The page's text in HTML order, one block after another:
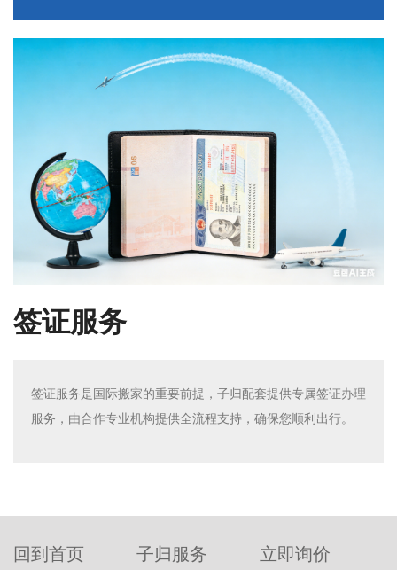
签证服务
签证服务是国际搬家的重要前提，子归配套提供专属签证办理
服务，由合作专业机构提供全流程支持，确保您顺利出行。
回到首页 子归服务 立即询价